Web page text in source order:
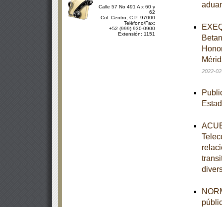
Calle 57 No 491 A x 60 y
62
Col. Centro, C.P. 97000
Teléfono/Fax:
+52 (999) 930-0900
Extensión: 1151
2022-